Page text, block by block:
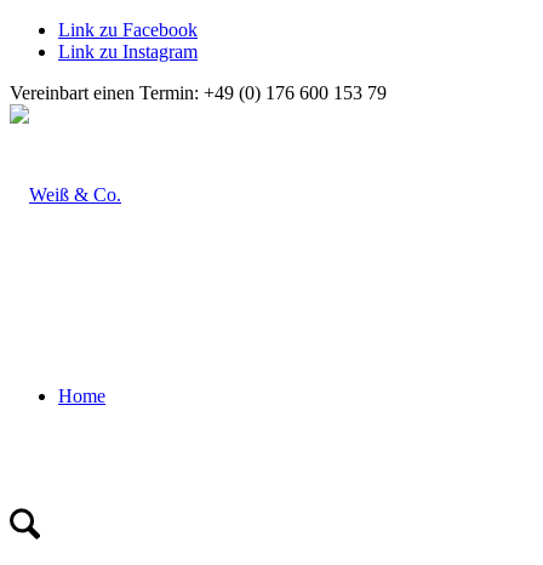
Link zu Facebook
Link zu Instagram
Vereinbart einen Termin: +49 (0) 176 600 153 79
Home